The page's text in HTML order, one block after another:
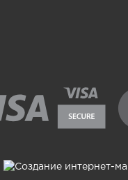
Создание интернет-